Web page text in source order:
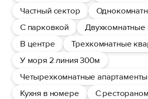
Частный сектор
С парковкой
Двухкомнатные
В центре
Трехкомнатные
У моря 2 линия 300м
Четырехкомнатные
Кухня в номере
С